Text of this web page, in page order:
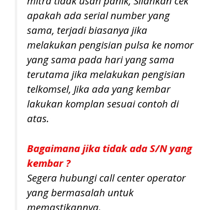
apakah ada serial number yang
sama, terjadi biasanya jika
melakukan pengisian pulsa ke nomor
yang sama pada hari yang sama
terutama jika melakukan pengisian
telkomsel, Jika ada yang kembar
lakukan komplan sesuai contoh di
atas.
Bagaimana jika tidak ada S/N yang
kembar ?
Segera hubungi call center operator
yang bermasalah untuk
memastikannya.